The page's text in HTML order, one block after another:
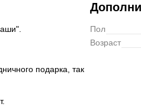
подарка, так
Пол
Возраст